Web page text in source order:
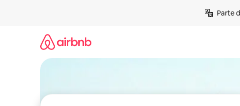
Parte